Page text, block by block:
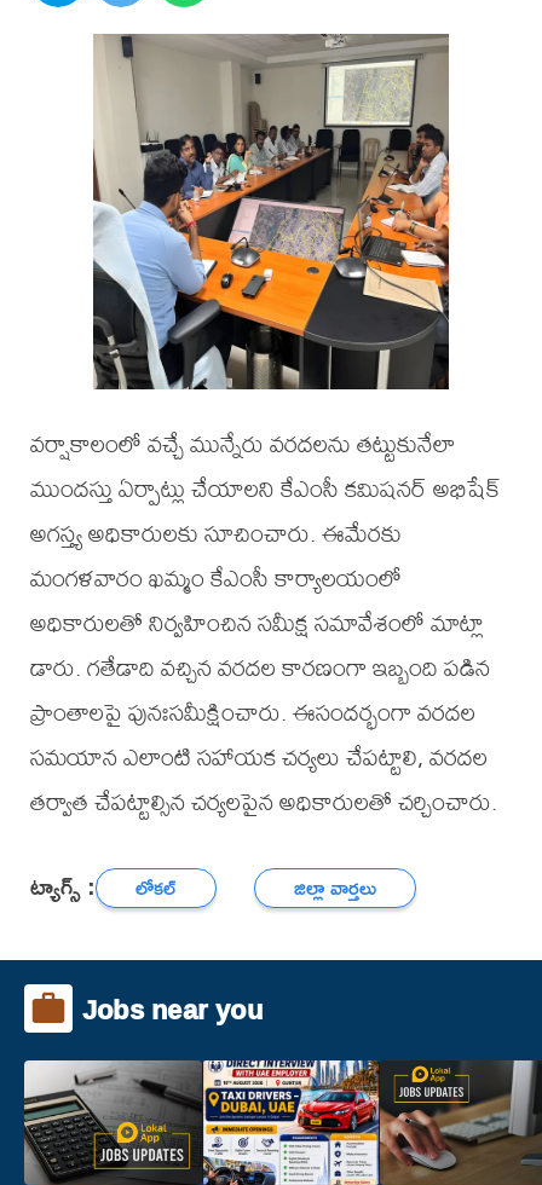
వర్షాకాలంలో వచ్చే మున్నేరు వరదలను తట్టుకునేలా
ముందస్తు ఏర్పాట్లు చేయాలని కేఎంసీ కమిషనర్ అభిషేక్
అగస్త్య అధికారులకు సూచించారు. ఈమేరకు
మంగళవారం ఖమ్మం కేఎంసీ కార్యాలయంలో
అధికారులతో నిర్వహించిన సమీక్ష సమావేశంలో మాట్లా
డారు. గతేడాది వచ్చిన వరదల కారణంగా ఇబ్బంది పడిన
ప్రాంతాలపై పునఃసమీక్షించారు. ఈసందర్భంగా వరదల
సమయాన ఎలాంటి సహాయక చర్యలు చేపట్టాలి, వరదల
తర్వాత చేపట్టాల్సిన చర్యలపైన అధికారులతో చర్చించారు.
ట్యాగ్స్ : లోకల్ జిల్లా వార్తలు
Jobs near you